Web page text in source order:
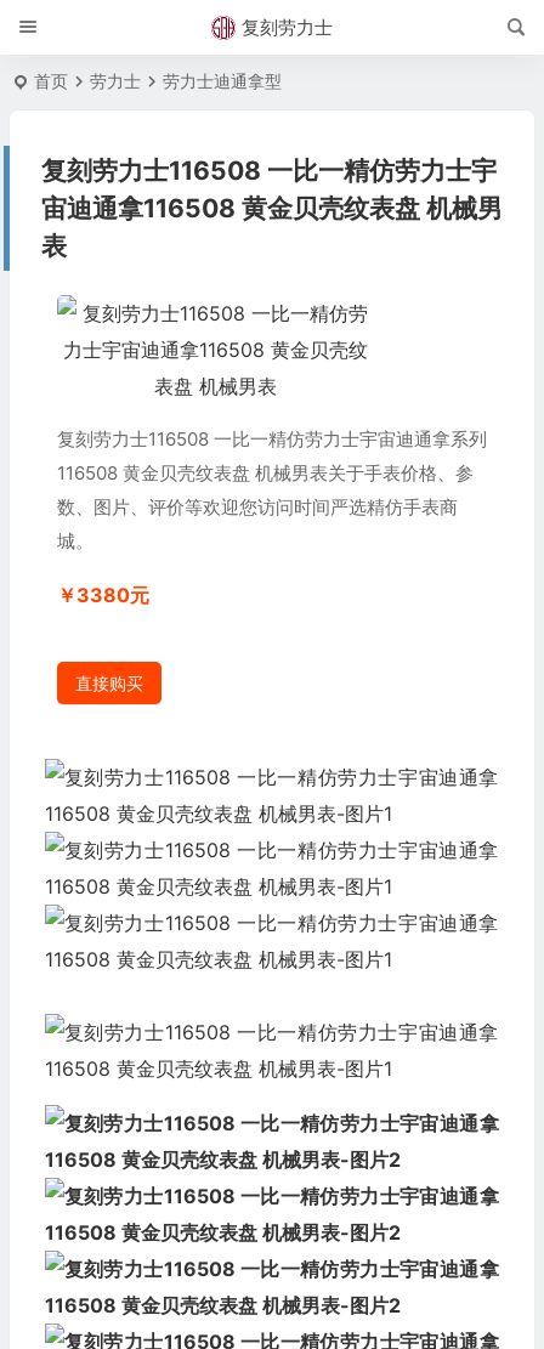
复刻劳力士
首页 劳力士 劳力士迪通拿型
复刻劳力士116508 一比一精仿劳力士宇
宙迪通拿116508 黄金贝壳纹表盘 机械男
表
复刻劳力士116508 一比一精仿劳力士宇宙迪通拿系列
116508 黄金贝壳纹表盘 机械男表关于手表价格、参
数、图片、评价等欢迎您访问时间严选精仿手表商
城。
￥3380元
直接购买